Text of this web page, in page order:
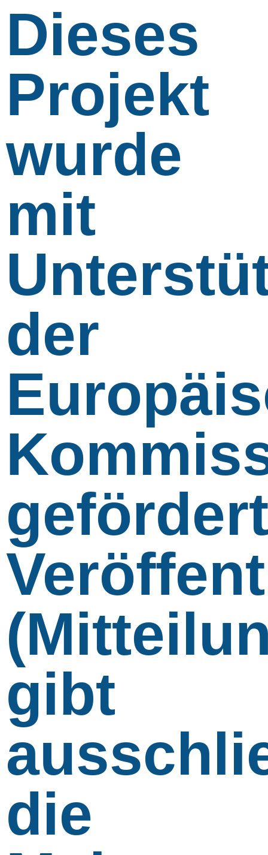
Dieses
Projekt
wurde
mit
der
gibt
die